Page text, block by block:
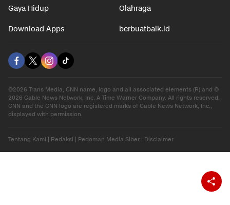
Gaya Hidup Olahraga
Download Apps berbuatbaik.id
©2026 Trans Media, CNN name, logo and all associated elements (R) and ©
2026 Cable News Network, Inc. A Time Warner Company. All rights reserved.
CNN and the CNN logo are registered marks of Cable News Network, Inc.,
displayed with permission.
Tentang Kami | Redaksi | Pedoman Media Siber | Disclaimer